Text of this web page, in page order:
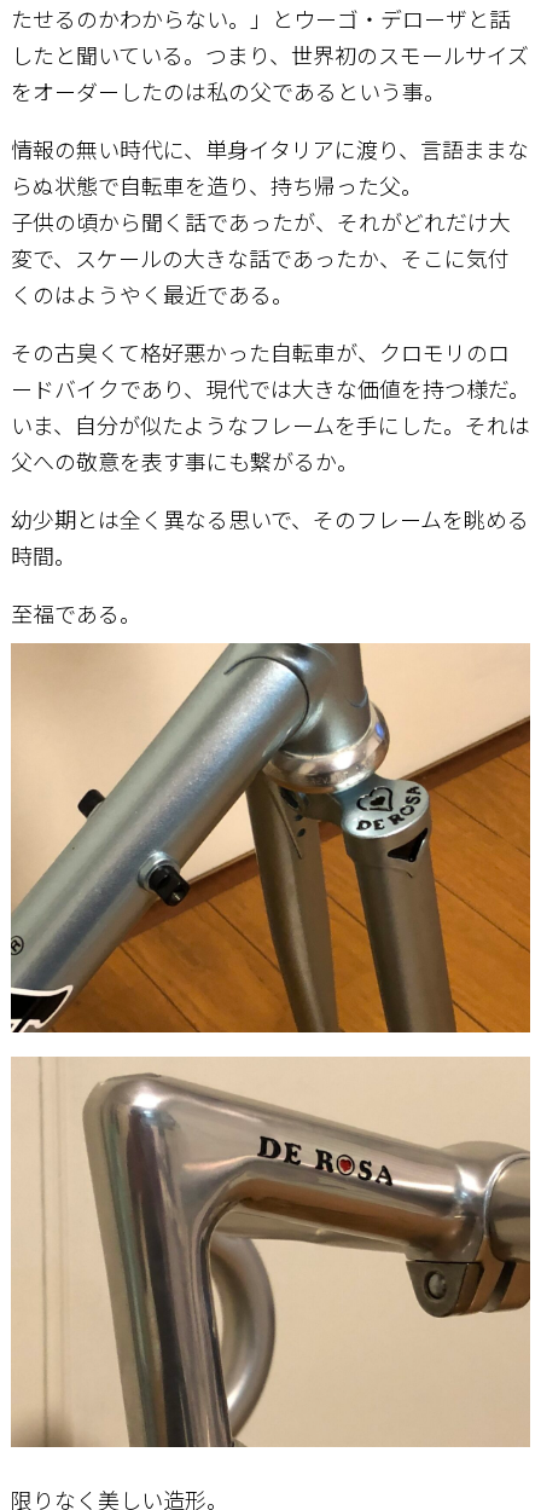
たせるのかわからない。」とウーゴ・デローザと話
したと聞いている。つまり、世界初のスモールサイズ
をオーダーしたのは私の父であるという事。
情報の無い時代に、単身イタリアに渡り、言語ままな
らぬ状態で自転車を造り、持ち帰った父。
子供の頃から聞く話であったが、それがどれだけ大
変で、スケールの大きな話であったか、そこに気付
くのはようやく最近である。
その古臭くて格好悪かった自転車が、クロモリのロ
ードバイクであり、現代では大きな価値を持つ様だ。
いま、自分が似たようなフレームを手にした。それは
父への敬意を表す事にも繋がるか。
幼少期とは全く異なる思いで、そのフレームを眺める
時間。
至福である。
限りなく美しい造形。